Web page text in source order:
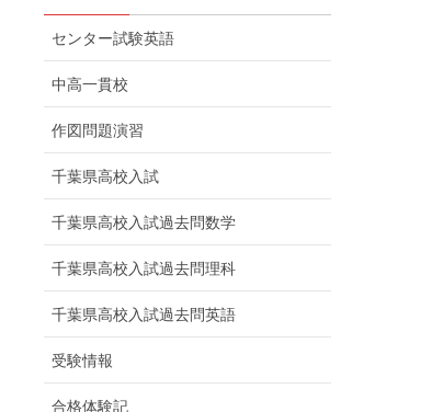
センター試験英語
中高一貫校
作図問題演習
千葉県高校入試
千葉県高校入試過去問数学
千葉県高校入試過去問理科
千葉県高校入試過去問英語
受験情報
合格体験記